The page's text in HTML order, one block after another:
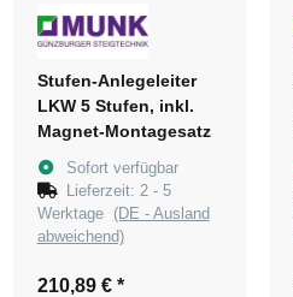
Stufen-Anlegeleiter
LKW 5 Stufen, inkl.
Magnet-Montagesatz
Sofort verfügbar
Lieferzeit: 2 - 5
Werktage (DE - Ausland
abweichend)
210,89 € *